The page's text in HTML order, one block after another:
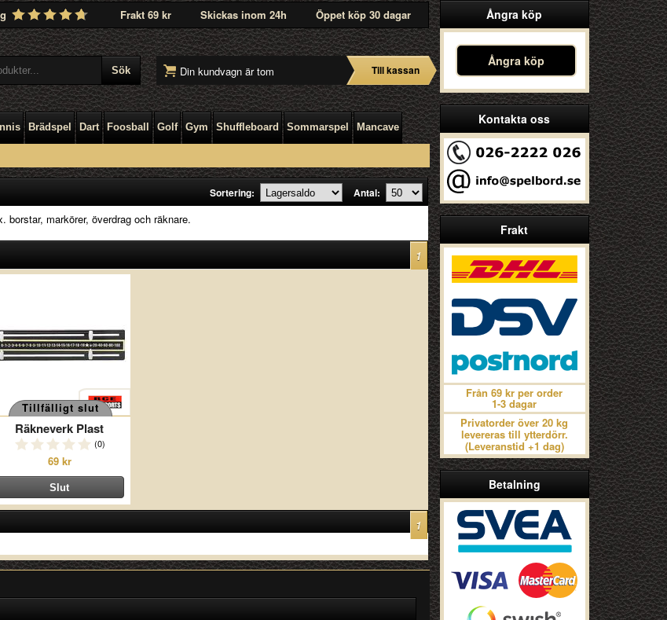
Frakt 69 kr Skickas inom 24h Öppet köp 30 dagar
Din kundvagn är tom Till kassan
Brädspel Dart Foosball Golf Gym Shuffleboard Sommarspel Mancave
Ångra köp
Ångra köp
Kontakta oss
Frakt
Från 69 kr per order
1-3 dagar
Privatorder över 20 kg
levereras till ytterdörr.
(Leveranstid +1 dag)
Betalning
Sortering: Antal:
markörer, överdrag och räknare.
1
Tillfälligt slut
Räkneverk Plast
(0)
69 kr
1